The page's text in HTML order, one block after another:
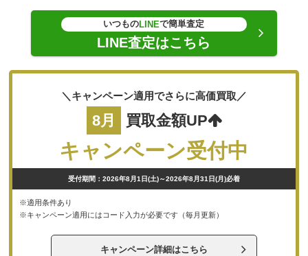
いつものLINEで簡単査定
LINE査定はこちら
＼キャンペーン適用でさらに高価買取／
8月 買取金額UP
キャンペーン受付中
受付期間：2026年8月1日(土)～2026年8月31日(月)必着
※適用条件あり
※キャンペーン適用にはコード入力が必要です（毎月更新）
キャンペーン詳細はこちら